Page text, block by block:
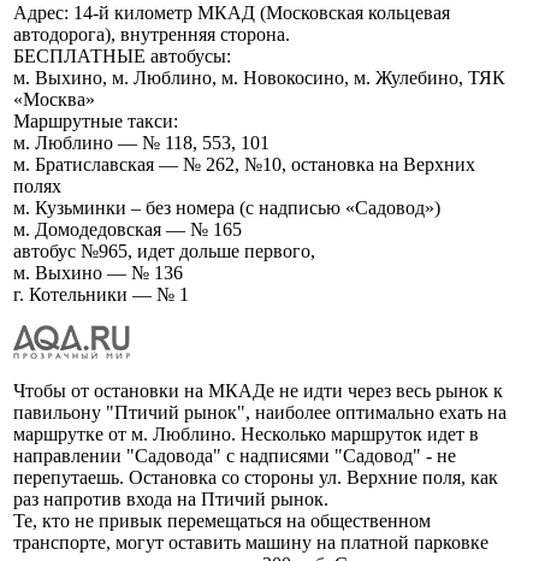
Адрес: 14-й километр МКАД (Московская кольцевая
автодорога), внутренняя сторона.
БЕСПЛАТНЫЕ автобусы:
м. Выхино, м. Люблино, м. Новокосино, м. Жулебино, ТЯК
«Москва»
Маршрутные такси:
м. Люблино — № 118, 553, 101
м. Братиславская — № 262, №10, остановка на Верхних
полях
м. Кузьминки – без номера (с надписью «Садовод»)
м. Домодедовская — № 165
автобус №965, идет дольше первого,
м. Выхино — № 136
г. Котельники — № 1
Чтобы от остановки на МКАДе не идти через весь рынок к
павильону "Птичий рынок", наиболее оптимально ехать на
маршрутке от м. Люблино. Несколько маршруток идет в
направлении "Садовода" с надписями "Садовод" - не
перепутаешь. Остановка со стороны ул. Верхние поля, как
раз напротив входа на Птичий рынок.
Те, кто не привык перемещаться на общественном
транспорте, могут оставить машину на платной парковке